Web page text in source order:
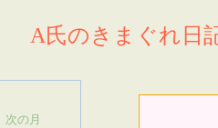
A氏のきまぐれ日
次の月